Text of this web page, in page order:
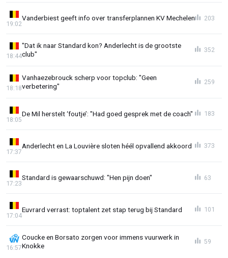
Vanderbiest geeft info over transferplannen KV Mechelen
19:02
203
"Dat ik naar Standard kon? Anderlecht is de grootste
club"
18:44
352
Vanhaezebrouck scherp voor topclub: "Geen
verbetering"
18:18
259
De Mil herstelt ‘foutje’: "Had goed gesprek met de coach"
18:05
183
Anderlecht en La Louvière sloten héél opvallend akkoord
17:37
373
Standard is gewaarschuwd: "Hen pijn doen"
17:23
63
Euvrard verrast: toptalent zet stap terug bij Standard
17:04
101
Coucke en Borsato zorgen voor immens vuurwerk in
Knokke
16:57
59